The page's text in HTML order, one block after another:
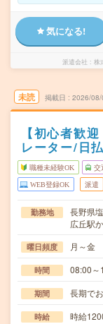
気になる!
派遣会社 株
未読 掲載日 2026/08/
【初心者歓
レーター/日
職種未経験OK 交
WEB登録OK 派遣
勤務地
長野県
広丘駅
曜日頻度 月～金
時間 08:00～
期間 長期で
時給 時給